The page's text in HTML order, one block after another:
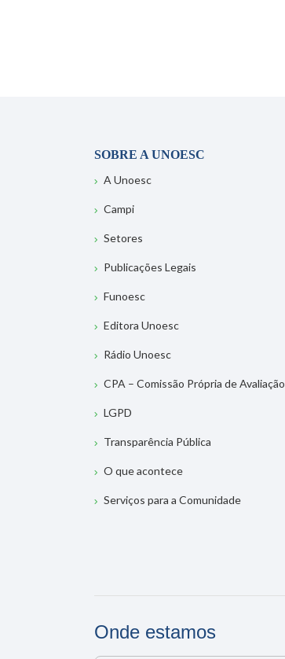
SOBRE A UNOESC
A Unoesc
Campi
Setores
Publicações Legais
Funoesc
Editora Unoesc
Rádio Unoesc
CPA – Comissão Própria de Avaliação
LGPD
Transparência Pública
O que acontece
Serviços para a Comunidade
Onde estamos